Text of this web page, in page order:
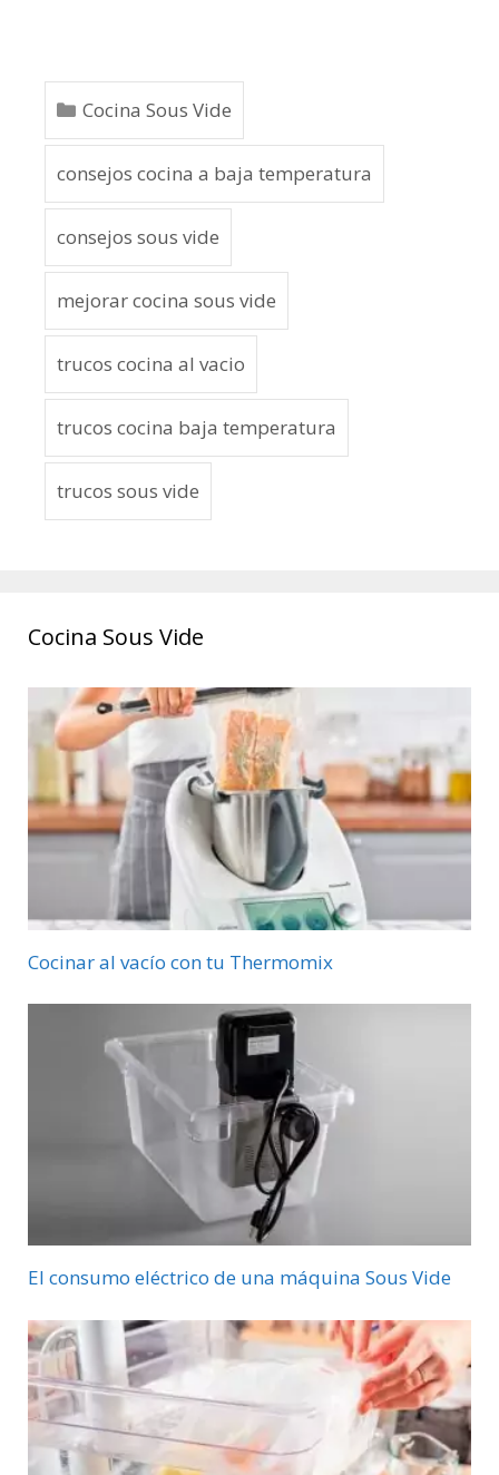
Cocina Sous Vide
consejos cocina a baja temperatura
consejos sous vide
mejorar cocina sous vide
trucos cocina al vacio
trucos cocina baja temperatura
trucos sous vide
Cocina Sous Vide
Cocinar al vacío con tu Thermomix
El consumo eléctrico de una máquina Sous Vide